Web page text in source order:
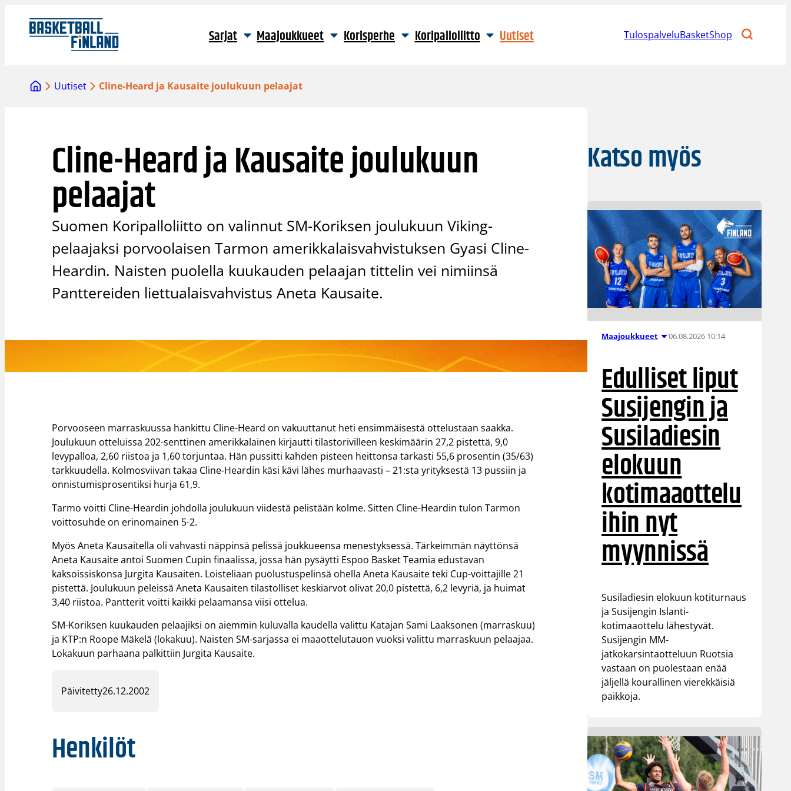
sisältöön
Sarjat Maajoukkueet Korisperhe Koripalloliitto Uutiset TulospalveluBasketShop
Uutiset Cline-Heard ja Kausaite joulukuun pelaajat
Cline-Heard ja Kausaite joulukuun
pelaajat
Suomen Koripalloliitto on valinnut SM-Koriksen joulukuun Viking-
pelaajaksi porvoolaisen Tarmon amerikkalaisvahvistuksen Gyasi Cline-
Heardin. Naisten puolella kuukauden pelaajan tittelin vei nimiinsä
Panttereiden liettualaisvahvistus Aneta Kausaite.
Porvooseen marraskuussa hankittu Cline-Heard on vakuuttanut heti ensimmäisestä ottelustaan saakka.
Joulukuun otteluissa 202-senttinen amerikkalainen kirjautti tilastorivilleen keskimäärin 27,2 pistettä, 9,0
levypalloa, 2,60 riistoa ja 1,60 torjuntaa. Hän pussitti kahden pisteen heittonsa tarkasti 55,6 prosentin (35/63)
tarkkuudella. Kolmosviivan takaa Cline-Heardin käsi kävi lähes murhaavasti – 21:sta yrityksestä 13 pussiin ja
onnistumisprosentiksi hurja 61,9.
Tarmo voitti Cline-Heardin johdolla joulukuun viidestä pelistään kolme. Sitten Cline-Heardin tulon Tarmon
voittosuhde on erinomainen 5-2.
Myös Aneta Kausaitella oli vahvasti näppinsä pelissä joukkueensa menestyksessä. Tärkeimmän näyttönsä
Aneta Kausaite antoi Suomen Cupin finaalissa, jossa hän pysäytti Espoo Basket Teamia edustavan
kaksoissiskonsa Jurgita Kausaiten. Loisteliaan puolustuspelinsä ohella Aneta Kausaite teki Cup-voittajille 21
pistettä. Joulukuun peleissä Aneta Kausaiten tilastolliset keskiarvot olivat 20,0 pistettä, 6,2 levyriä, ja huimat
3,40 riistoa. Pantterit voitti kaikki pelaamansa viisi ottelua.
SM-Koriksen kuukauden pelaajiksi on aiemmin kuluvalla kaudella valittu Katajan Sami Laaksonen (marraskuu)
ja KTP:n Roope Mäkelä (lokakuu). Naisten SM-sarjassa ei maaottelutauon vuoksi valittu marraskuun pelaajaa.
Lokakuun parhaana palkittiin Jurgita Kausaite.
Päivitetty26.12.2002
Henkilöt
Katso myös
Maajoukkueet 06.08.2026 10:14
Edulliset liput
Susijengin ja
Susiladiesin
elokuun
kotimaaottelu
ihin nyt
myynnissä
Susiladiesin elokuun kotiturnaus
ja Susijengin Islanti-
kotimaaottelu lähestyvät.
Susijengin MM-
jatkokarsintaotteluun Ruotsia
vastaan on puolestaan enää
jäljellä kourallinen vierekkäisiä
paikkoja.